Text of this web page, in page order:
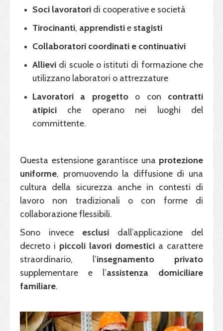
Soci lavoratori di cooperative e società
Tirocinanti, apprendistie stagisti
Collaboratori coordinati e continuativi
Allievi di scuole o istituti di formazione che
utilizzano laboratori o attrezzature
Lavoratori a progettoo con contratti
atipici che operano nei luoghi del
committente.
Questa estensione garantisce una protezione
uniforme, promuovendo la diffusione di una
cultura della sicurezza anche in contesti di
lavoro non tradizionali o con forme di
collaborazione flessibili.
Sono invece esclusi dall’applicazione del
decreto i piccoli lavori domestici a carattere
straordinario, l’insegnamento privato
supplementare e l’assistenza domiciliare
familiare.